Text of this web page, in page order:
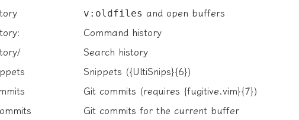
v:oldfiles and open buffers
Command history
Search history
Snippets ({UltiSnips}{6})
Git commits (requires {fugitive.vim}{7})
Git commits for the current buffer